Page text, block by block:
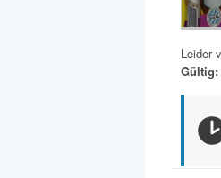
Leider
Gültig: